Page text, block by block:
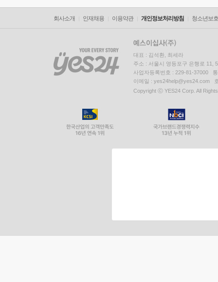
회사소개 인재채용 이용약관 개인정보처리방침 청소년보
대표 : 김석환, 최세라
주소 : 서울시 영등포구 은행로 11,
사업자등록번호 : 229-81-37000
이메일 : yes24help@yes24.com
Copyright ⓒ YES24 Corp. All